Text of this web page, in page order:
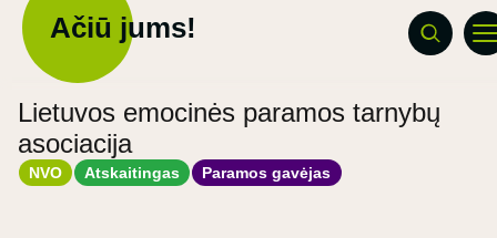
Ačiū jums!
Lietuvos emocinės paramos tarnybų
asociacija
NVO Atskaitingas Paramos gavėjas